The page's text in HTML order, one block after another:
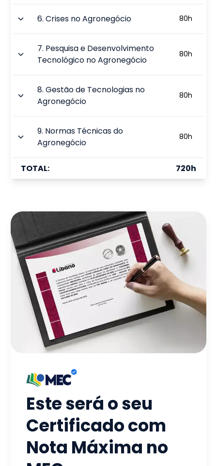
6.Crises no Agronegócio 80h
7. Pesquisa e Desenvolvimento
Tecnológico no Agronegócio
80h
8.Gestão de Tecnologias no
Agronegócio
80h
9. Normas Técnicas do
Agronegócio
80h
TOTAL: 720h
Este será o seu
Certificado com
Nota Máxima no